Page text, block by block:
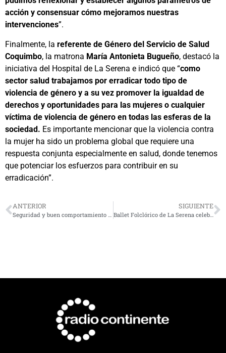
acción y consensuar cómo mejoramos nuestras
intervenciones”.
Finalmente, la referente de Género del Servicio de Salud
Coquimbo, la matrona María Antonieta Bugueño, destacó la
iniciativa del Hospital de La Serena e indicó que “como
sector salud trabajamos por erradicar todo tipo de
violencia de género y a su vez promover la igualdad de
derechos y oportunidades para las mujeres o cualquier
víctima de violencia de género en todas las esferas de la
sociedad. Es importante mencionar que la violencia contra
la mujer ha sido un problema global que requiere una
respuesta conjunta especialmente en salud, donde tenemos
que potenciar los esfuerzos para contribuir en su
erradicación”.
ANTERIOR
Seguridad y buen comportamiento ciudadano marcaron la Fiesta Grande de Andacollo
SIGUIENTE
Ballet Folclórico de La Serena celebrará 10 años con gala en Teatro Municipal